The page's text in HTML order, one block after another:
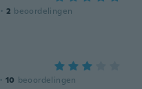
· 2 beoordelingen
· 10 beoordelingen